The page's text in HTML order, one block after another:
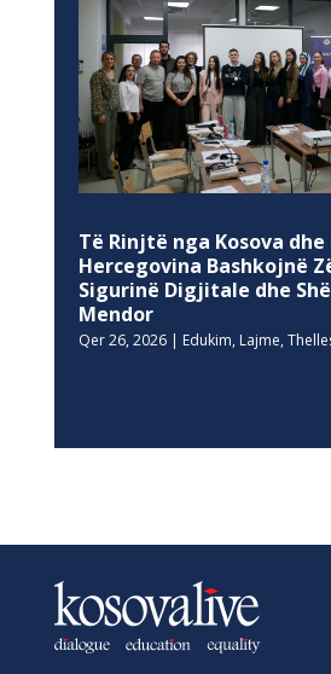
Të Rinjtë nga Kosova dhe
Hercegovina Bashkojnë
Sigurinë Digjitale dhe
Mendor
Qer 26, 2026| Edukim, Lajme,